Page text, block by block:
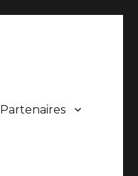
Partenaires